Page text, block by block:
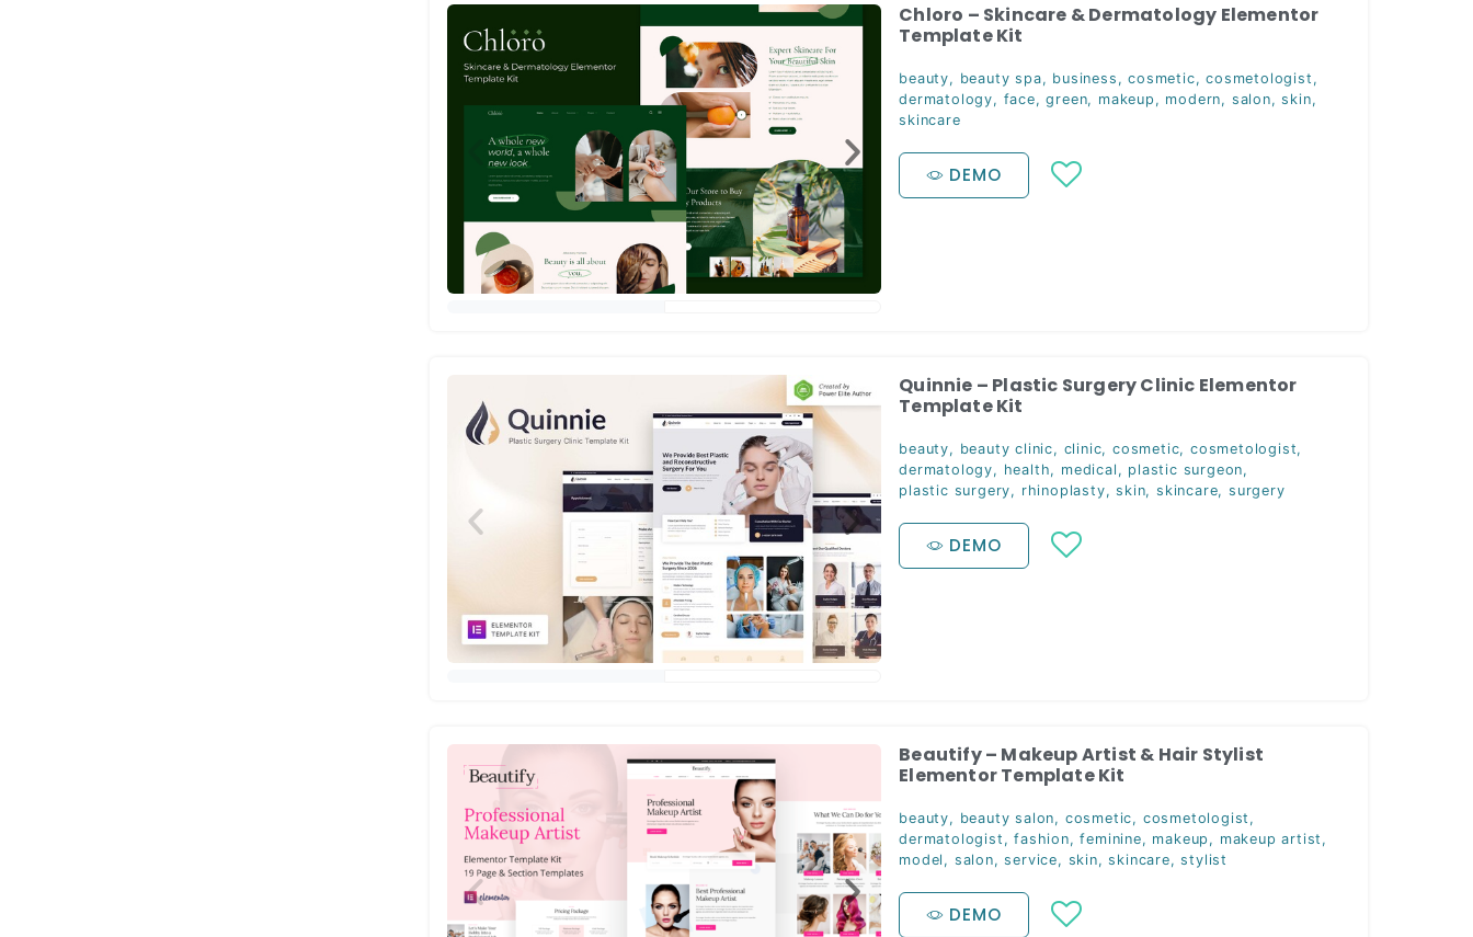
Chloro – Skincare & Dermatology Elementor
Template Kit
beauty, beauty spa, business ,cosmetic,cosmetologist ,
dermatology, face,green, makeup , modern, salon,skin,
skincare
DEMO
Quinnie – Plastic Surgery Clinic Elementor
Template Kit
beauty, beauty clinic, clinic,cosmetic,cosmetologist,
dermatology, health, medical , plastic surgeon,
plastic surgery, rhinoplasty,skin,skincare,surgery
DEMO
Beautify – Makeup Artist & Hair Stylist
Elementor Template Kit
beauty, beauty salon, cosmetic, cosmetologist ,
dermatologist ,fashion,feminine, makeup , makeup artist ,
model , salon,service, skin,skincare,stylist
DEMO